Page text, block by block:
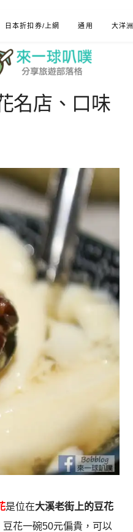
日本折扣券/上網 通用 大洋洲
名店、口味
是位在大溪老街上的豆花
花一碗50元偏貴，可以